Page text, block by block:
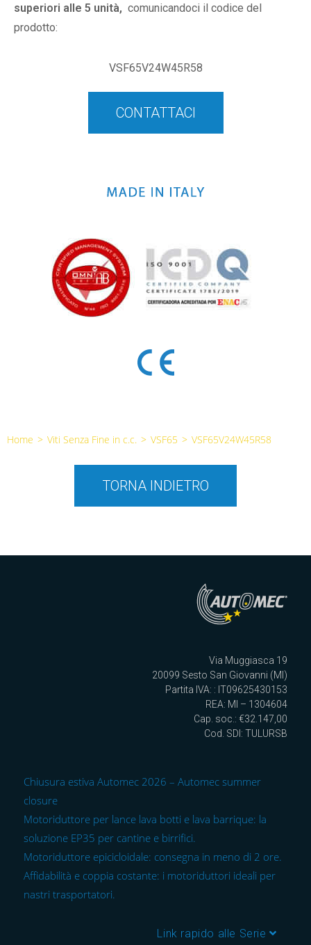
superiori alle 5 unità, comunicandoci il codice del
prodotto:
VSF65V24W45R58
CONTATTACI
Home > Viti Senza Fine in c.c. > VSF65 > VSF65V24W45R58
TORNA INDIETRO
Via Muggiasca 19
20099 Sesto San Giovanni (MI)
Partita IVA: : IT09625430153
REA: MI – 1304604
Cap. soc.: €32.147,00
Cod. SDI: TULURSB
Chiusura estiva Automec 2026 – Automec summer
closure
Motoriduttore per lance lava botti e lava barrique: la
soluzione EP35 per cantine e birrifici.
Motoriduttore epicicloidale: consegna in meno di 2 ore.
Affidabilità e coppia costante: i motoriduttori ideali per
nastri trasportatori.
Link rapido alle Serie